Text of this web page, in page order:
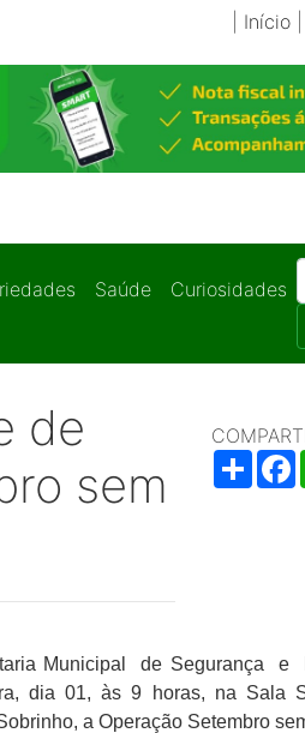
Início|
Saúde
Curiosidades
de
sem
Share
Municipal de Segurança e
dia 01, às 9 horas, na Sala
a Operação Setembro